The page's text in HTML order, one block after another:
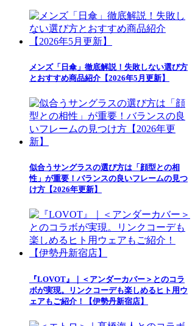
メンズ「日傘」徹底解説！失敗しない選び方
とおすすめ商品紹介【2026年5月更新】
似合うサングラスの選び方は「顔型との相
性」が重要！バランスの良いフレームの見つ
け方【2026年更新】
『LOVOT』｜＜アンダーカバー＞とのコラ
ボが実現。リンクコーデも楽しめるヒト用ウ
ェアもご紹介！【伊勢丹新宿店】